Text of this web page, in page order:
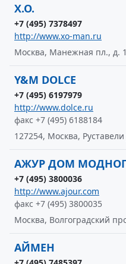
X.O.
+7 (495) 7378497
http://www.xo-man.ru
Москва, Манежная пл., д.
Y&M DOLCE
+7 (495) 6197979
http://www.dolce.ru
факс +7 (495) 6188184
127254, Москва,
АЖУР ДОМ
+7 (495) 3800036
http://www.ajour.com
факс +7 (495) 3800035
Москва, Волгоградский
АЙМЕН